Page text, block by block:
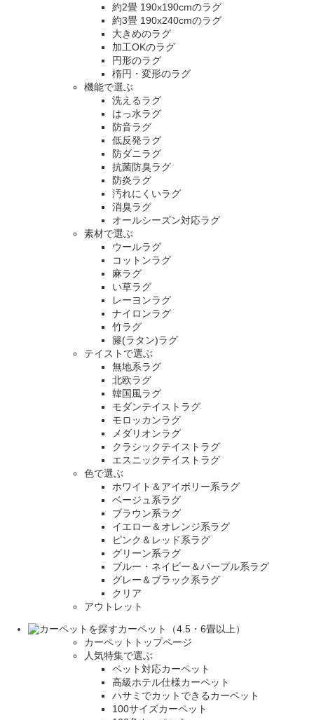
約2畳 190x190cmのラグ
約3畳 190x240cmのラグ
大きめのラグ
加工OKのラグ
円形のラグ
楕円・変形のラグ
機能で選ぶ
洗えるラグ
はっ水ラグ
防音ラグ
低反発ラグ
防ダニラグ
抗菌防臭ラグ
防炎ラグ
汚れにくいラグ
消臭ラグ
オールシーズン対応ラグ
素材で選ぶ
ウールラグ
コットンラグ
麻ラグ
い草ラグ
レーヨンラグ
ナイロンラグ
竹ラグ
籐(ラタン)ラグ
テイストで選ぶ
無地系ラグ
北欧ラグ
韓国風ラグ
モダンテイストラグ
モロッカンラグ
メダリオンラグ
クラシックテイストラグ
エスニックテイストラグ
色で選ぶ
ホワイト＆アイボリー系ラグ
ベージュ系ラグ
ブラウン系ラグ
イエロー＆オレンジ系ラグ
ピンク＆レッド系ラグ
グリーン系ラグ
ブルー・ネイビー＆パープル系ラグ
グレー＆ブラック系ラグ
クリア
アウトレット
カーペット（4.5・6畳以上）
カーペットトップページ
人気特集で選ぶ
ペット対応カーペット
高級ホテル仕様カーペット
ハサミでカットできるカーペット
100サイズカーペット